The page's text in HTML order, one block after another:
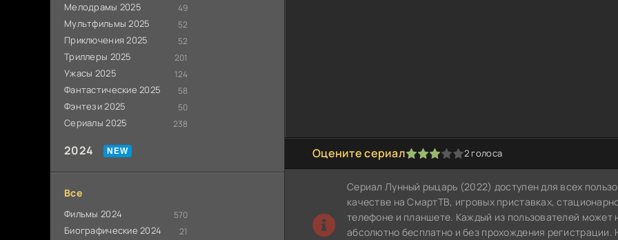
Мелодрамы 2025 49
Мультфильмы 2025 52
Приключения 2025 52
Триллеры 2025 201
Ужасы 2025 124
Фантастические 2025 58
Фэнтези 2025 50
Сериалы 2025 238
2024
Все
Фильмы 2024 570
Биографические 2024 21
Оцените сериал
1 2 3 4 5 2 голоса
Сериал Лунный рыцарь (2022) доступен для всех
качестве на СмартТВ, игровых приставках,
телефоне и планшете. Каждый из пользователей может
абсолютно бесплатно и без прохождения